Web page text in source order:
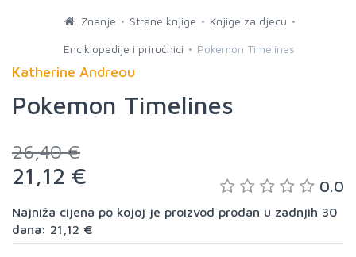
Znanje Strane knjige Knjige za djecu
Enciklopedije i priručnici Pokemon Timelines
Katherine Andreou
Pokemon Timelines
26,40 €
21,12 € 0.0
Najniža cijena po kojoj je proizvod prodan u zadnjih 30
dana: 21,12 €